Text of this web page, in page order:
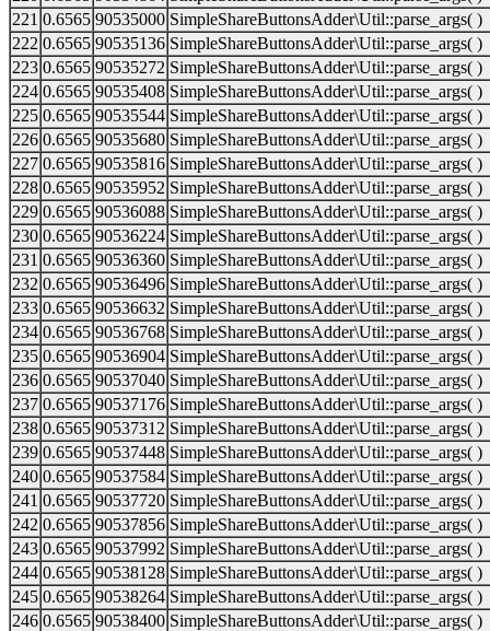
221 0.6565 90535000 SimpleShareButtonsAdder\Util::parse_args( )
222 0.6565 90535136 SimpleShareButtonsAdder\Util::parse_args( )
223 0.6565 90535272 SimpleShareButtonsAdder\Util::parse_args( )
224 0.6565 90535408 SimpleShareButtonsAdder\Util::parse_args( )
225 0.6565 90535544 SimpleShareButtonsAdder\Util::parse_args( )
226 0.6565 90535680 SimpleShareButtonsAdder\Util::parse_args( )
227 0.6565 90535816 SimpleShareButtonsAdder\Util::parse_args( )
228 0.6565 90535952 SimpleShareButtonsAdder\Util::parse_args( )
229 0.6565 90536088 SimpleShareButtonsAdder\Util::parse_args( )
230 0.6565 90536224 SimpleShareButtonsAdder\Util::parse_args( )
231 0.6565 90536360 SimpleShareButtonsAdder\Util::parse_args( )
232 0.6565 90536496 SimpleShareButtonsAdder\Util::parse_args( )
233 0.6565 90536632 SimpleShareButtonsAdder\Util::parse_args( )
234 0.6565 90536768 SimpleShareButtonsAdder\Util::parse_args( )
235 0.6565 90536904 SimpleShareButtonsAdder\Util::parse_args( )
236 0.6565 90537040 SimpleShareButtonsAdder\Util::parse_args( )
237 0.6565 90537176 SimpleShareButtonsAdder\Util::parse_args( )
238 0.6565 90537312 SimpleShareButtonsAdder\Util::parse_args( )
239 0.6565 90537448 SimpleShareButtonsAdder\Util::parse_args( )
240 0.6565 90537584 SimpleShareButtonsAdder\Util::parse_args( )
241 0.6565 90537720 SimpleShareButtonsAdder\Util::parse_args( )
242 0.6565 90537856 SimpleShareButtonsAdder\Util::parse_args( )
243 0.6565 90537992 SimpleShareButtonsAdder\Util::parse_args( )
244 0.6565 90538128 SimpleShareButtonsAdder\Util::parse_args( )
245 0.6565 90538264 SimpleShareButtonsAdder\Util::parse_args( )
246 0.6565 90538400 SimpleShareButtonsAdder\Util::parse_args( )